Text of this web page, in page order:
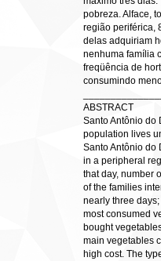
pobreza. Alface,
região periférica,
delas adquiriam
nenhuma família
freqüência de
consumindo
ABSTRACT
Santo Antônio do
population lives
Santo Antônio do
in a peripheral
that day, number
of the families
nearly three
most consumed
bought
main vegetables
high cost. The